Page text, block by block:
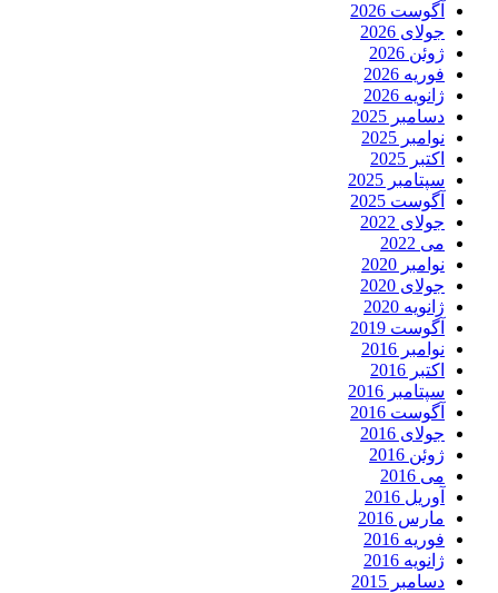
آگوست 2026
جولای 2026
ژوئن 2026
فوریه 2026
ژانویه 2026
دسامبر 2025
نوامبر 2025
اکتبر 2025
سپتامبر 2025
آگوست 2025
جولای 2022
می 2022
نوامبر 2020
جولای 2020
ژانویه 2020
آگوست 2019
نوامبر 2016
اکتبر 2016
سپتامبر 2016
آگوست 2016
جولای 2016
ژوئن 2016
می 2016
آوریل 2016
مارس 2016
فوریه 2016
ژانویه 2016
دسامبر 2015